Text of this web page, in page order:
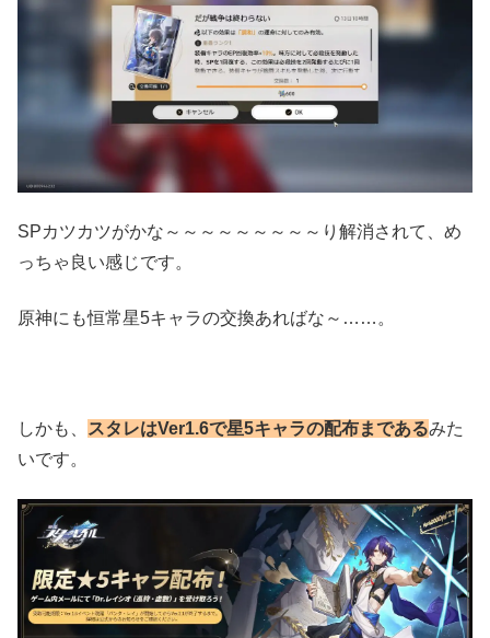
SPカツカツがかな～～～～～～～～～り解消されて、め
っちゃ良い感じです。
原神にも恒常星5キャラの交換あればな～……。
しかも、 スタレはVer1.6で星5キャラの配布まであるみた
いです。